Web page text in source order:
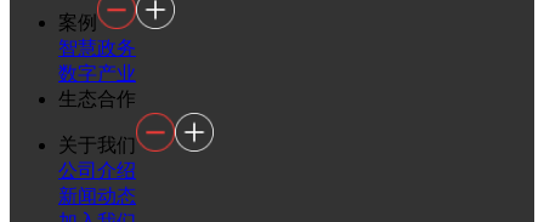
案例
智慧政务
数字产业
生态合作
关于我们
公司介绍
新闻动态